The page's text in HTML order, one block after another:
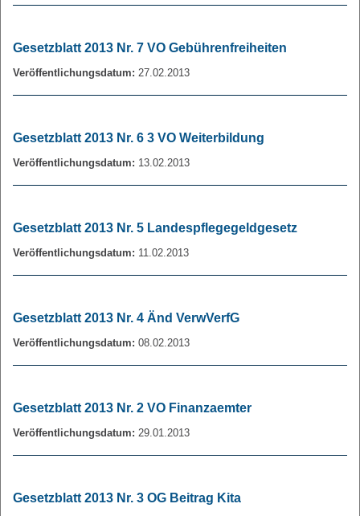
Gesetzblatt 2013 Nr. 7 VO Gebührenfreiheiten
Veröffentlichungsdatum: 27.02.2013
Gesetzblatt 2013 Nr. 6 3 VO Weiterbildung
Veröffentlichungsdatum: 13.02.2013
Gesetzblatt 2013 Nr. 5 Landespflegegeldgesetz
Veröffentlichungsdatum: 11.02.2013
Gesetzblatt 2013 Nr. 4 Änd VerwVerfG
Veröffentlichungsdatum: 08.02.2013
Gesetzblatt 2013 Nr. 2 VO Finanzaemter
Veröffentlichungsdatum: 29.01.2013
Gesetzblatt 2013 Nr. 3 OG Beitrag Kita